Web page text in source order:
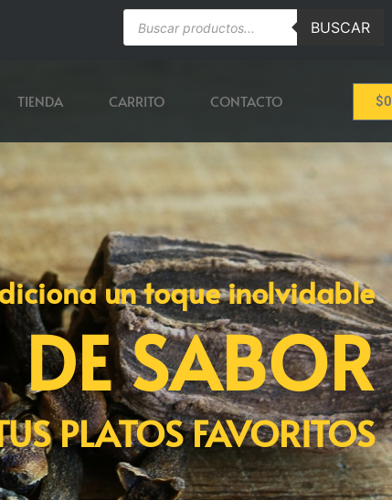
BUSCAR
TIENDA CARRITO CONTACTO $0
un toque inolvidable
DE SABOR
PLATOS FAVORITOS